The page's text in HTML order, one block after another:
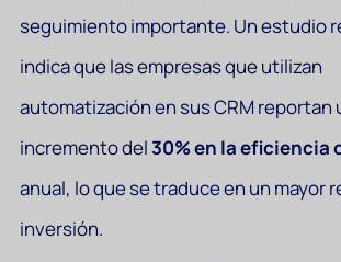
seguimiento importante. Un estudio
indica que las empresas que utilizan
automatización en sus CRM reportan
incremento del30% en la eficiencia
anual, lo que se traduce en un mayor
inversión.